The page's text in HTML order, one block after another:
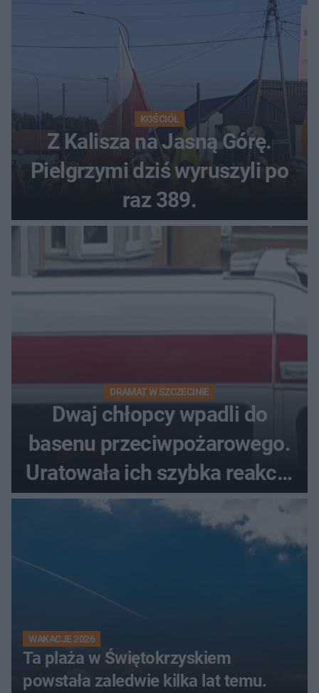
KOŚCIÓŁ
Z Kalisza na Jasną Górę.
Pielgrzymi dziś wyruszyli po
raz 389.
DRAMAT W SZCZECINIE
Dwaj chłopcy wpadli do
basenu przeciwpożarowego.
Uratowała ich szybka reakcja
świadków
WAKACJE 2026
Ta plaża w Świętokrzyskiem
powstała zaledwie kilka lat temu.